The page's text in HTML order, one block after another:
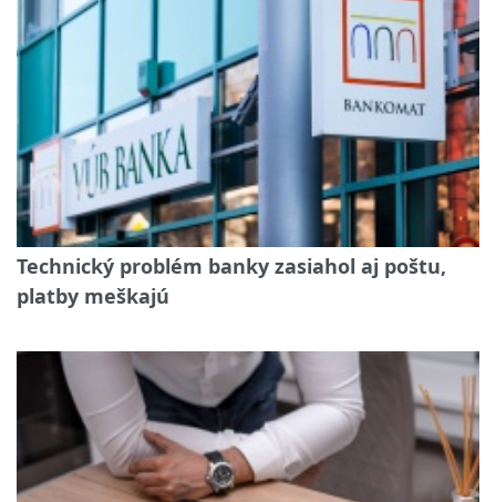
Technický problém banky zasiahol aj poštu,
platby meškajú